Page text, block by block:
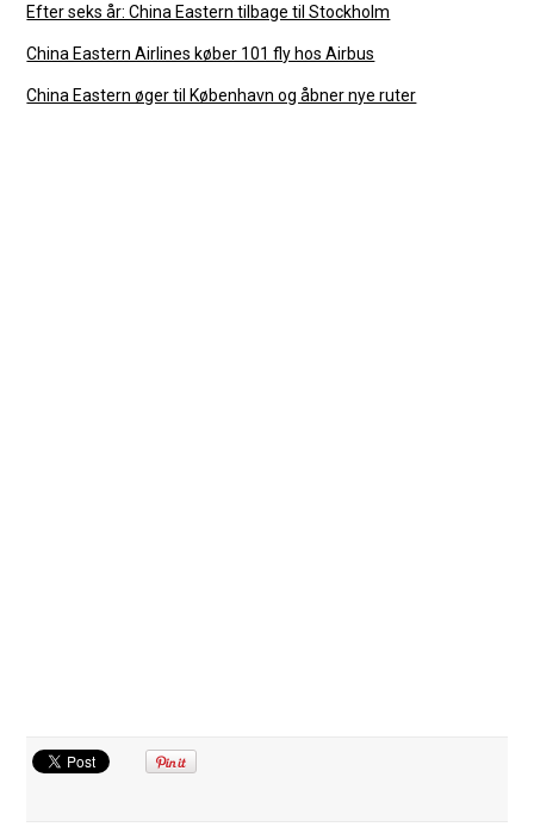
Efter seks år: China Eastern tilbage til Stockholm
China Eastern Airlines køber 101 fly hos Airbus
China Eastern øger til København og åbner nye ruter